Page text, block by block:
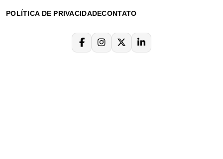
POLÍTICA DE PRIVACIDADECONTATO